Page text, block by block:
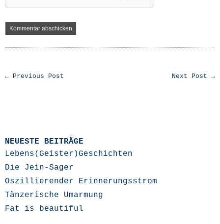
← Previous Post Next Post →
NEUESTE BEITRÄGE
Lebens(Geister)Geschichten
Die Jein-Sager
Oszillierender Erinnerungsstrom
Tänzerische Umarmung
Fat is beautiful